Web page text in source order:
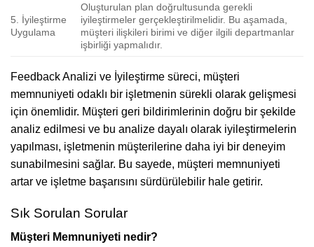
5. İyileştirme
Uygulama
Oluşturulan plan doğrultusunda gerekli
iyileştirmeler gerçekleştirilmelidir. Bu aşamada,
müşteri ilişkileri birimi ve diğer ilgili departmanlar
işbirliği yapmalıdır.
Feedback Analizi ve İyileştirme süreci, müşteri
memnuniyeti odaklı bir işletmenin sürekli olarak gelişmesi
için önemlidir. Müşteri geri bildirimlerinin doğru bir şekilde
analiz edilmesi ve bu analize dayalı olarak iyileştirmelerin
yapılması, işletmenin müşterilerine daha iyi bir deneyim
sunabilmesini sağlar. Bu sayede, müşteri memnuniyeti
artar ve işletme başarısını sürdürülebilir hale getirir.
Sık Sorulan Sorular
Müşteri Memnuniyeti nedir?